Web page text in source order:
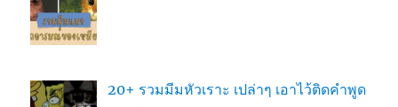
20+ รวมมีมหัวเราะ เปล่าๆ เอาไว้ติดคำพูด